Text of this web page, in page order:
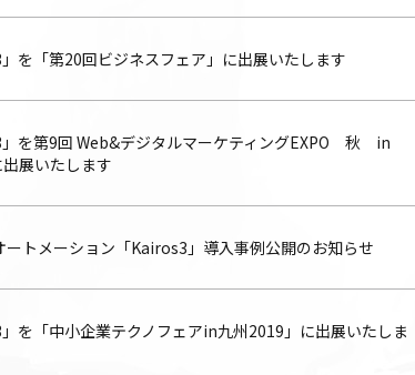
を「第20回ビジネスフェア」に出展いたします
」を第9回 Web&デジタルマーケティングEXPO 秋 in
展いたします
トメーション「Kairos3」導入事例公開のお知らせ
を「中小企業テクノフェアin九州2019」に出展いたしま